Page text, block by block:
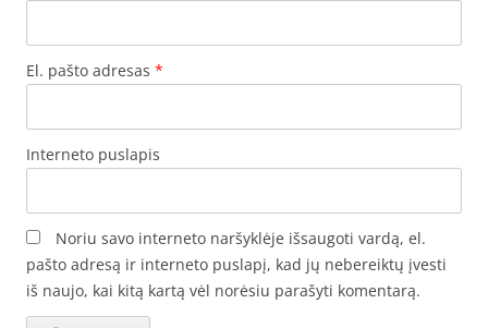
El. pašto adresas *
Interneto puslapis
Noriu savo interneto naršyklėje išsaugoti vardą, el.
pašto adresą ir interneto puslapį, kad jų nebereiktų įvesti
iš naujo, kai kitą kartą vėl norėsiu parašyti komentarą.